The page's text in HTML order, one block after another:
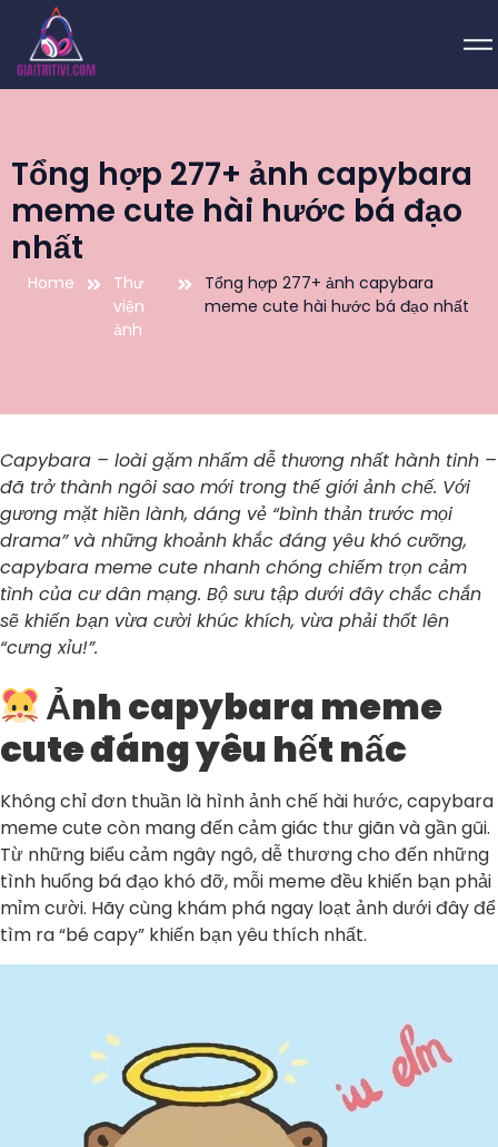
Tổng hợp 277+ ảnh capybara
meme cute hài hước bá đạo
nhất
Home
Thư
viện
ảnh
Tổng hợp 277+ ảnh capybara
meme cute hài hước bá đạo nhất
Capybara – loài gặm nhấm dễ thương nhất hành tinh –
đã trở thành ngôi sao mới trong thế giới ảnh chế. Với
gương mặt hiền lành, dáng vẻ “bình thản trước mọi
drama” và những khoảnh khắc đáng yêu khó cưỡng,
capybara meme cute nhanh chóng chiếm trọn cảm
tình của cư dân mạng. Bộ sưu tập dưới đây chắc chắn
sẽ khiến bạn vừa cười khúc khích, vừa phải thốt lên
“cưng xỉu!”.
Ảnh capybara meme
cute đáng yêu hết nấc
Không chỉ đơn thuần là hình ảnh chế hài hước, capybara
meme cute còn mang đến cảm giác thư giãn và gần gũi.
Từ những biểu cảm ngây ngô, dễ thương cho đến những
tình huống bá đạo khó đỡ, mỗi meme đều khiến bạn phải
mỉm cười. Hãy cùng khám phá ngay loạt ảnh dưới đây để
tìm ra “bé capy” khiến bạn yêu thích nhất.